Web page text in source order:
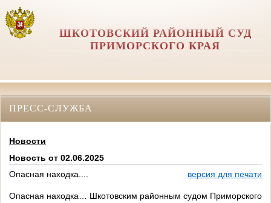
ШКОТОВСКИЙ РАЙОННЫЙ СУД
ПРИМОРСКОГО КРАЯ
ПРЕСС-СЛУЖБА
Новости
Новость от 02.06.2025
Опасная находка....
версия для печати
Опасная находка… Шкотовским районным судом Приморского